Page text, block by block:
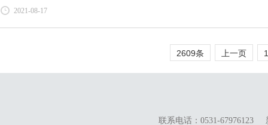
2021-08-17
2609条 上一页 1
联系电话：0531-67976123